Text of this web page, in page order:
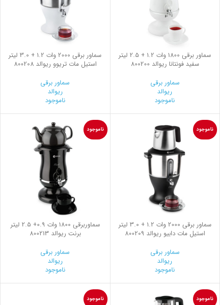
سماور برقی 1800 وات 1.2 + 2.5 لیتر
سفید فونتانا ریوالد 800200
سماور برقی
ریوالد
ناموجود
سماور برقی 2000 وات 1.2 + 3.0 لیتر
استیل مات تریوو ریوالد 800208
سماور برقی
ریوالد
ناموجود
ناموجود
سماور برقی 2000 وات 1.2 + 3.0 لیتر
استیل مات دابیو ریوالد 800209
سماور برقی
ریوالد
ناموجود
ناموجود
سماوربرقی 1800 وات 0.9+ 2.5 لیتر
برنت ریوالد 800213
سماور برقی
ریوالد
ناموجود
ناموجود ناموجود